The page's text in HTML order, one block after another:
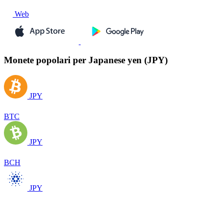
Web
Monete popolari per Japanese yen (JPY)
JPY
BTC
JPY
BCH
JPY